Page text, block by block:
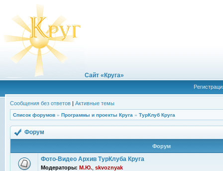
Сайт «Круга»
Сообщения без ответов | Активные темы
Список форумов » Программы и проекты Круга » ТурКлуб Круга
Форум
Форум
Фото-Видео Архив ТурКлуба Круга
Модераторы: М.Ю. skvoznyak